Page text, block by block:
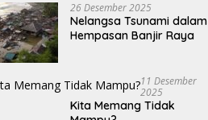
26 Desember 2025
Nelangsa Tsunami dalam
Hempasan Banjir Raya
11 Desember
2025
Kita Memang Tidak